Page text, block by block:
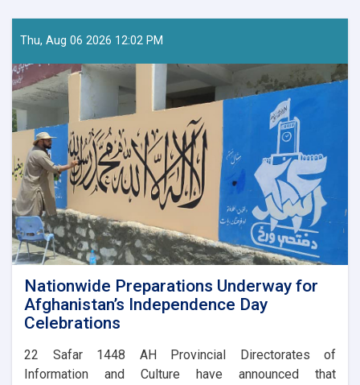
Tourism
Research
Development
Visits
to
Assess
Tourism
Potential
Thu, Aug 06 2026 12:02 PM
Nationwide Preparations Underway for
Afghanistan’s Independence Day
Celebrations
​22 Safar 1448 AH Provincial Directorates of
Information and Culture have announced that